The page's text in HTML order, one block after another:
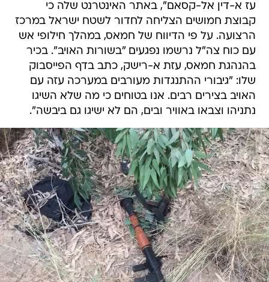
עז א-דין אל-קסאם", באתר האינטרנט שלה כי
קבוצת חמושים הצליחה לחדור לשטח ישראל במרכז
הרצועה. על פי הדיווח של חמאס, במהלך חילופי אש
עם כוח צה"ל נרשמו נפגעים "בשורות האויב". בכיר
בהנהגת חמאס, עזת א-רישק, כתב בדף הפייסבוק
שלו: "גיבורי ההתנגדות מעורבים במערכה עזה עם
האויב בצירים רבים. אנו בטוחים כי מה שלא השיגו
נתניהו וצבאו באוויר ובים, הם לא ישיגו גם ביבשה".